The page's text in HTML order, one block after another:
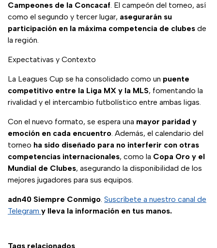
Campeones de la Concacaf. El campeón del torneo, así
como el segundo y tercer lugar, asegurarán su
participación en la máxima competencia de clubes de
la región.
Expectativas y Contexto
La Leagues Cup se ha consolidado como un puente
competitivo entre la Liga MX y la MLS, fomentando la
rivalidad y el intercambio futbolístico entre ambas ligas.
Con el nuevo formato, se espera una mayor paridad y
emoción en cada encuentro. Además, el calendario del
torneo ha sido diseñado para no interferir con otras
competencias internacionales, como la Copa Oro y el
Mundial de Clubes, asegurando la disponibilidad de los
mejores jugadores para sus equipos.
adn40 Siempre Conmigo. Suscríbete a nuestro canal de
Telegram y lleva la información en tus manos.
Tags relacionados